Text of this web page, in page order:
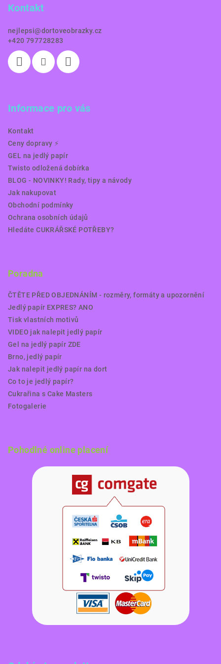
Kontakt
nejlepsi@dortoveobrazky.cz
+420 797728283
Informace pro vás
Kontakt
Ceny dopravy ⚡️
GEL na jedlý papír
Twisto odložená dobírka
BLOG - NOVINKY! Rady, tipy a návody
Jak nakupovat
Obchodní podmínky
Ochrana osobních údajů
Hledáte CUKRÁŘSKÉ POTŘEBY?
Poradna
ČTĚTE PŘED OBJEDNÁNÍM - rozměry, formáty a upozornění
Jedlý papír EXPRES? ANO
Tisk vlastních motivů
VIDEO jak nalepit jedlý papír
Gel na jedlý papír ZDE
Brno, jedlý papír
Jak nalepit jedlý papír na dort
Co to je jedlý papír?
Cukrařina s Cake Masters
Fotogalerie
Pohodlné online placení